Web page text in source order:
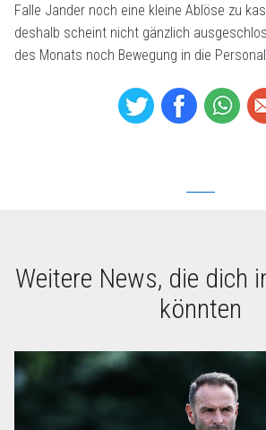
Falle Jander noch eine kleine Ablöse zu
deshalb scheint nicht gänzlich
des Monats noch Bewegung in die
Weitere News, die dich
könnten